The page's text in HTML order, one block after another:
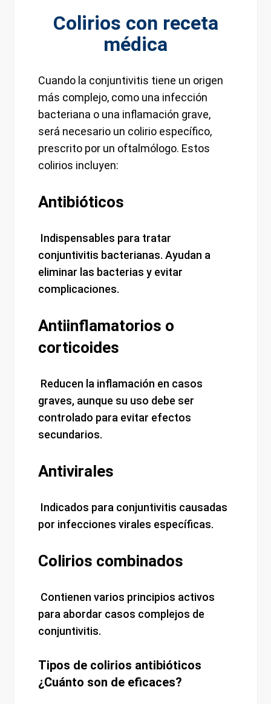
Colirios con receta
médica
Cuando la conjuntivitis tiene un origen
más complejo, como una infección
bacteriana o una inflamación grave,
será necesario un colirio específico,
prescrito por un oftalmólogo. Estos
colirios incluyen:
Antibióticos
Indispensables para tratar
conjuntivitis bacterianas. Ayudan a
eliminar las bacterias y evitar
complicaciones.
Antiinflamatorios o
corticoides
Reducen la inflamación en casos
graves, aunque su uso debe ser
controlado para evitar efectos
secundarios.
Antivirales
Indicados para conjuntivitis causadas
por infecciones virales específicas.
Colirios combinados
Contienen varios principios activos
para abordar casos complejos de
conjuntivitis.
Tipos de colirios antibióticos
¿Cuánto son de eficaces?